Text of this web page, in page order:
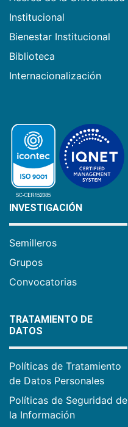
Institucional
Bienestar Institucional
Biblioteca
Internacionalización
INVESTIGACIÓN
Semilleros
Grupos
Convocatorias
TRATAMIENTO DE
DATOS
Políticas de Tratamiento
de Datos Personales
Políticas de Seguridad de
la Información